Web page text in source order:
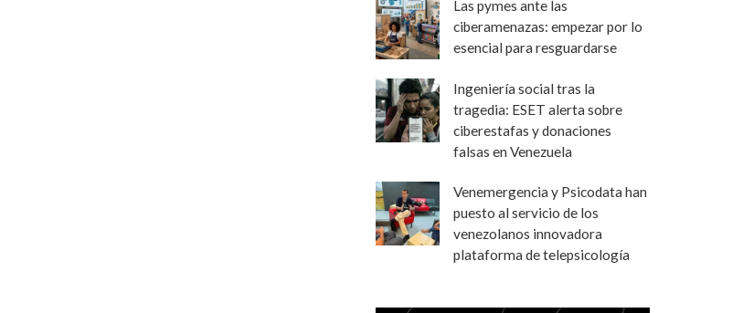
Las pymes ante las
ciberamenazas: empezar por lo
esencial para resguardarse
Ingeniería social tras la
tragedia: ESET alerta sobre
ciberestafas y donaciones
falsas en Venezuela
Venemergencia y Psicodata han
puesto al servicio de los
venezolanos innovadora
plataforma de telepsicología